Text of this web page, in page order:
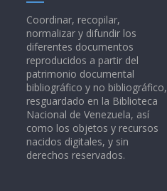
Coordinar, recopilar,
normalizar y difundir los
diferentes documentos
reproducidos a partir del
patrimonio documental
bibliográfico y no bibliográfico,
resguardado en la Biblioteca
Nacional de Venezuela, así
como los objetos y recursos
nacidos digitales, y sin
derechos reservados.